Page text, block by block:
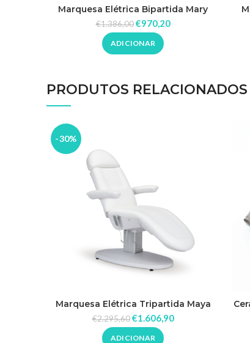
Marquesa Elétrica Bipartida Mary
€1.386,00 €970,20
ADICIONAR
PRODUTOS RELACIONADOS
-30%
Marquesa Elétrica Tripartida Maya
€2.295,60 €1.606,90
ADICIONAR